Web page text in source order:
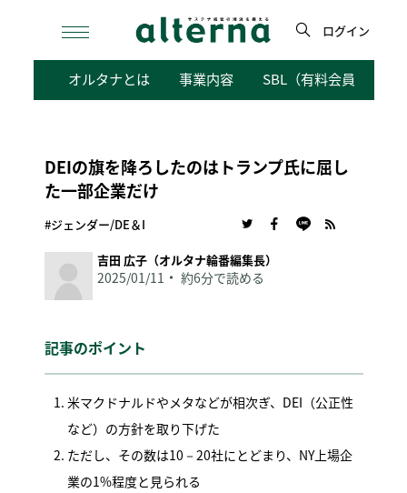
検
ログイン
オルタナとは 事業内容 SBL（有料会員向けサ
DEIの旗を降ろしたのはトランプ氏に屈し
た一部企業だけ
#ジェンダー/DE＆I
吉田 広子（オルタナ輪番編集長）
2025/01/11 約6分で読める
記事のポイント
米マクドナルドやメタなどが相次ぎ、DEI（公正性
など）の方針を取り下げた
ただし、その数は10－20社にとどまり、NY上場企
業の1%程度と見られる